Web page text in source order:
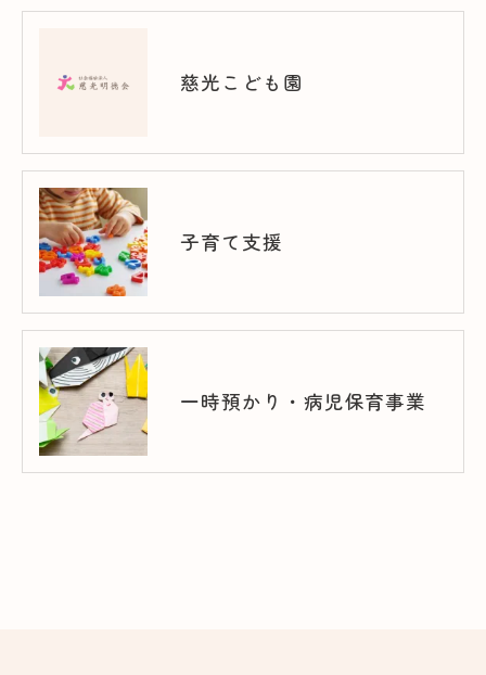
慈光こども園
子育て支援
一時預かり・病児保育事業